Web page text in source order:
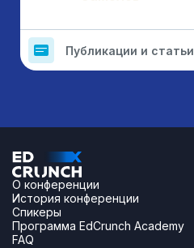
Публикации и статьи
О конференции
История конференции
Спикеры
Программа EdCrunch Academy
FAQ